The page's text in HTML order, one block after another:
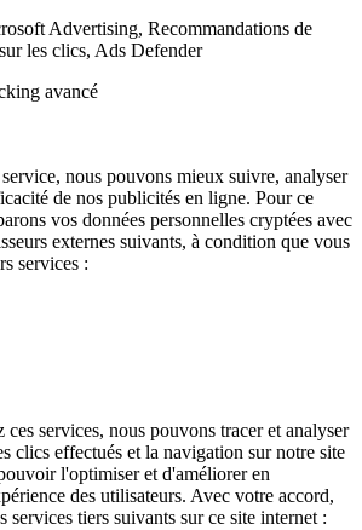
Advertising, Recommandations de
les clics, Ads Defender
avancé
nous pouvons mieux suivre, analyser
de nos publicités en ligne. Pour ce
vos données personnelles cryptées avec
externes suivants, à condition que vous
services :
ces services, nous pouvons tracer et analyser
clics effectués et la navigation sur notre site
l'optimiser et d'améliorer en
des utilisateurs. Avec votre accord,
services tiers suivants sur ce site internet :